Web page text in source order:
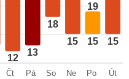
12
13
18
15
19
15 15
Čt
Pá
So
Ne
Po
Út